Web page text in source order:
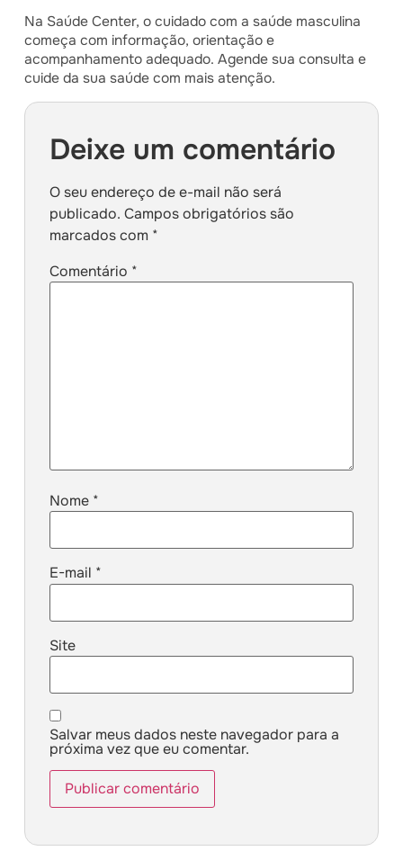
Na Saúde Center, o cuidado com a saúde masculina
começa com informação, orientação e
acompanhamento adequado. Agende sua consulta e
cuide da sua saúde com mais atenção.
Deixe um comentário
O seu endereço de e-mail não será
publicado. Campos obrigatórios são
marcados com *
Comentário *
Nome *
E-mail *
Site
Salvar meus dados neste navegador para a
próxima vez que eu comentar.